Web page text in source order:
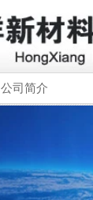
公司简介